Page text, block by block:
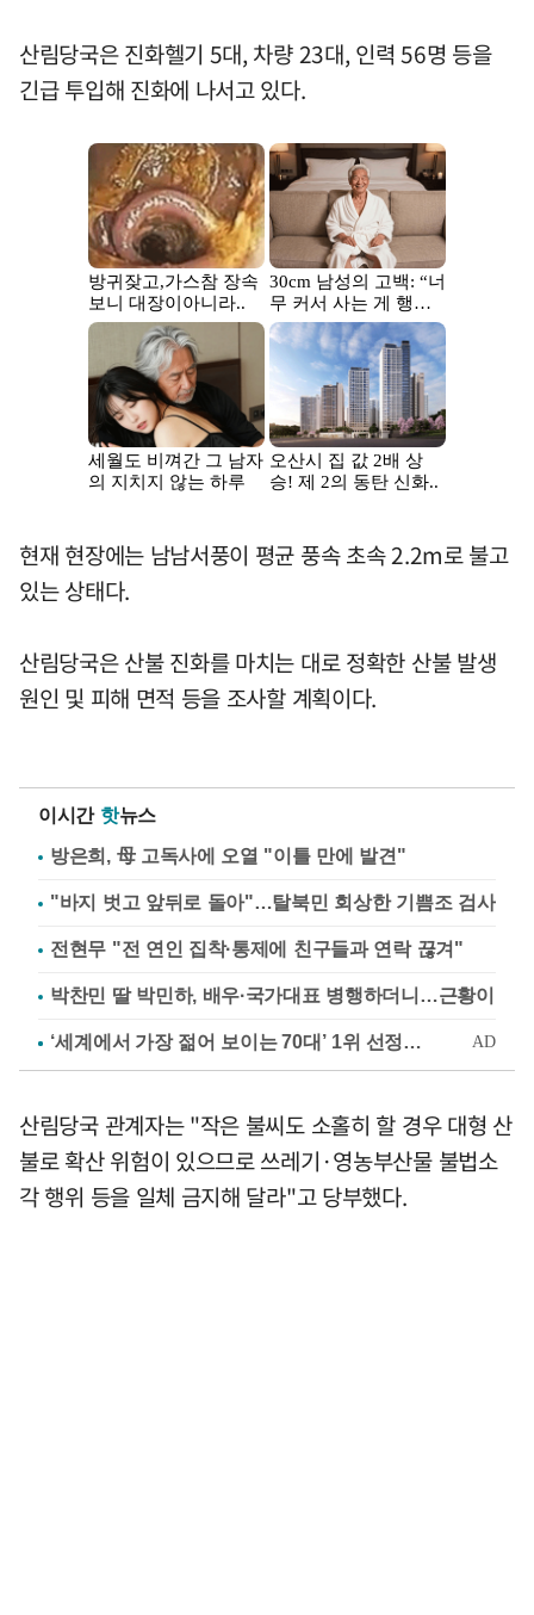
산림당국은 진화헬기 5대, 차량 23대, 인력 56명 등을
긴급 투입해 진화에 나서고 있다.
현재 현장에는 남남서풍이 평균 풍속 초속 2.2m로 불고
있는 상태다.
산림당국은 산불 진화를 마치는 대로 정확한 산불 발생
원인 및 피해 면적 등을 조사할 계획이다.
이시간 핫뉴스
방은희, 母 고독사에 오열 "이틀 만에 발견"
"바지 벗고 앞뒤로 돌아"…탈북민 회상한 기쁨조 검사
전현무 "전 연인 집착·통제에 친구들과 연락 끊겨"
박찬민 딸 박민하, 배우·국가대표 병행하더니…근황이
산림당국 관계자는 "작은 불씨도 소홀히 할 경우 대형 산
불로 확산 위험이 있으므로 쓰레기·영농부산물 불법소
각 행위 등을 일체 금지해 달라"고 당부했다.